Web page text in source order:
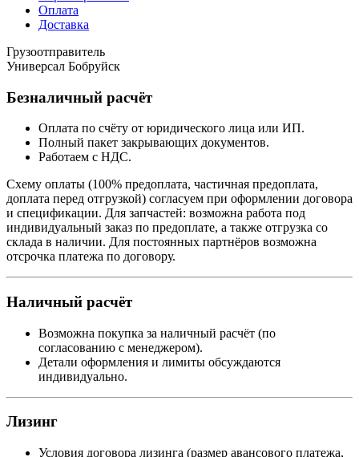
Оплата
Доставка
Грузоотправитель
Универсал Бобруйск
Безналичный расчёт
Оплата по счёту от юридического лица или ИП.
Полный пакет закрывающих документов.
Работаем с НДС.
Схему оплаты (100% предоплата, частичная предоплата,
доплата перед отгрузкой) согласуем при оформлении договора
и спецификации. Для запчастей: возможна работа под
индивидуальный заказ по предоплате, а также отгрузка со
склада в наличии. Для постоянных партнёров возможна
отсрочка платежа по договору.
Наличный расчёт
Возможна покупка за наличный расчёт (по
согласованию с менеджером).
Детали оформления и лимиты обсуждаются
индивидуально.
Лизинг
Условия договора лизинга (размер авансового платежа,